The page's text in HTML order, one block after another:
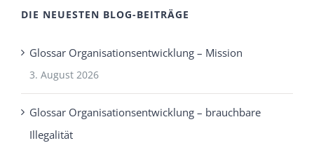
DIE NEUESTEN BLOG-BEITRÄGE
Glossar Organisationsentwicklung – Mission
3. August 2026
Glossar Organisationsentwicklung – brauchbare
Illegalität